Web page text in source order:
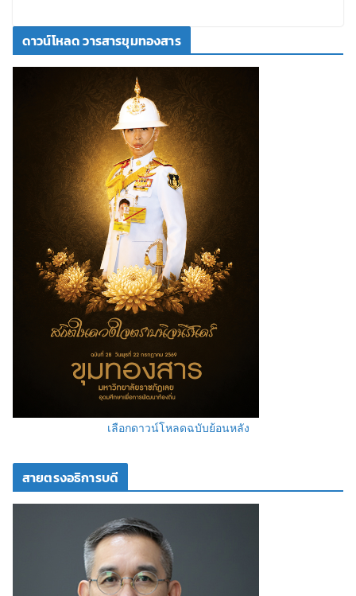
ดาวน์โหลด วารสารขุมทองสาร
เลือกดาวน์โหลดฉบับย้อนหลัง
สายตรงอธิการบดี